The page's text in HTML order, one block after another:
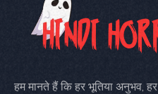
हम मानते हैं कि हर भूतिया अनुभव, हर